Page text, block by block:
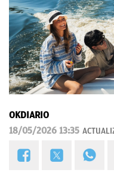
OKDIARIO
18/05/2026 13:35